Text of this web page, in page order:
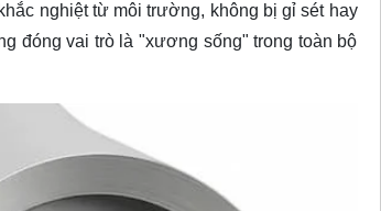
nghiệt từ môi trường, không bị gỉ sét hay
đóng vai trò là "xương sống" trong toàn bộ